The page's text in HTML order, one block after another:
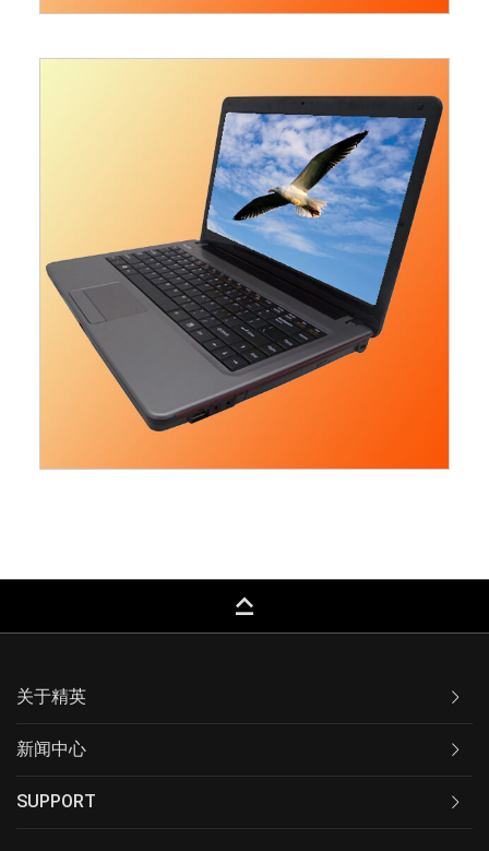
keyboard_capslock
关于精英
新闻中心
SUPPORT